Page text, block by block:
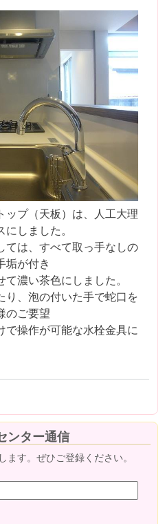
ップ（天板）は、人工大理
しました。
ては、すべて取っ手なしの
垢が付き
濃い茶色にしました。
り、泡の付いた手で蛇口を
のご要望
で操作が可能な水栓金具に
ンター通信
す。ぜひご登録ください。